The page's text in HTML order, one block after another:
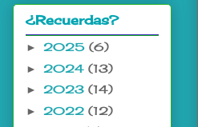
¿Recuerdas?
► 2025 (6)
► 2024 (13)
► 2023 (14)
► 2022 (12)